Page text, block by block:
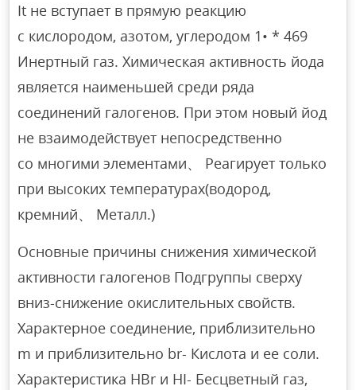
It не вступает в прямую реакцию
с кислородом, азотом, углеродом 1• * 469
Инертный газ. Химическая активность йода
является наименьшей среди ряда
соединений галогенов. При этом новый йод
не взаимодействует непосредственно
со многими элементами、 Реагирует только
при высоких температурах(водород,
кремний、 Металл.)
Основные причины снижения химической
активности галогенов Подгруппы сверху
вниз-снижение окислительных свойств.
Характерное соединение, приблизительно
m и приблизительно br- Кислота и ее соли.
Характеристика HBr и HI- Бесцветный газ,